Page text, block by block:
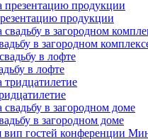
продукции
в загородном
в лофте
в загородном доме